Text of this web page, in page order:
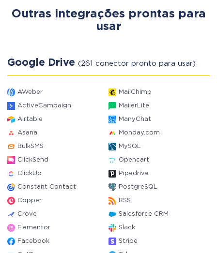
Outras integrações prontas para
usar
Google Drive (261 conector pronto para usar)
AWeber MailChimp
ActiveCampaign MailerLite
Airtable ManyChat
Asana Monday.com
BulkSMS MySQL
ClickSend Opencart
ClickUp Pipedrive
Constant Contact PostgreSQL
Copper RSS
Crove Salesforce CRM
Elementor Slack
Facebook Stripe